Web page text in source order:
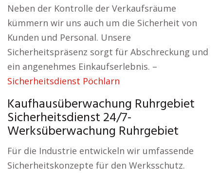
Neben der Kontrolle der Verkaufsräume
kümmern wir uns auch um die Sicherheit von
Kunden und Personal. Unsere
Sicherheitspräsenz sorgt für Abschreckung und
ein angenehmes Einkaufserlebnis. –
Sicherheitsdienst Pöchlarn
Kaufhausüberwachung Ruhrgebiet
Sicherheitsdienst 24/7-
Werksüberwachung Ruhrgebiet
Für die Industrie entwickeln wir umfassende
Sicherheitskonzepte für den Werksschutz.